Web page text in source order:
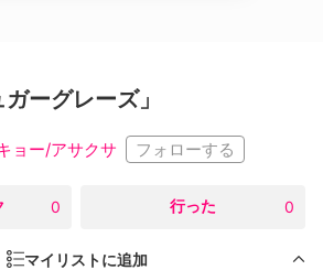
ーグレーズ」
ョー/アサクサ フォローする
0 行った 0
マイリストに追加